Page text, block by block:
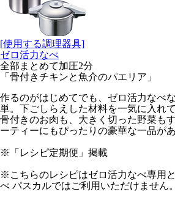
[使用する調理器具]
ゼロ活力なべ
全部まとめて加圧2分
「骨付きチキンと魚介のパエリア」
作るのがはじめてでも、ゼロ活力なべ
単。下ごしらえした材料を一気に入れ
骨付きのお肉も、大きく切った野菜も
ーティーにもぴったりの豪華な一品が
※「レシピ定期便」掲載
※こちらのレシピはゼロ活力なべ専用
べ パスカルではご利用いただけません。